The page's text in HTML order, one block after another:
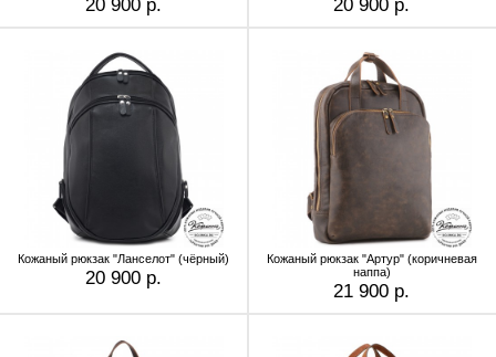
20 900 р. 20 900 р.
Кожаный рюкзак "Ланселот" (чёрный)
20 900 р.
Кожаный рюкзак "Артур" (коричневая
наппа)
21 900 р.